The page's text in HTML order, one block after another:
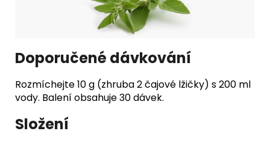
Doporučené dávkování
Rozmíchejte 10 g (zhruba 2 čajové lžičky) s 200 ml
vody. Balení obsahuje 30 dávek.
Složení